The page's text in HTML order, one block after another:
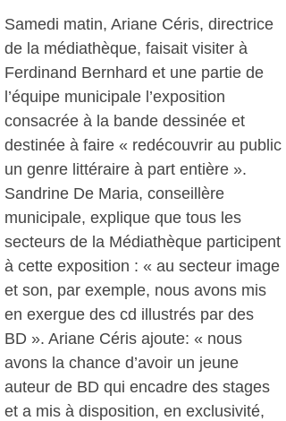
Samedi matin, Ariane Céris, directrice
de la médiathèque, faisait visiter à
Ferdinand Bernhard et une partie de
l’équipe municipale l’exposition
consacrée à la bande dessinée et
destinée à faire « redécouvrir au public
un genre littéraire à part entière ».
Sandrine De Maria, conseillère
municipale, explique que tous les
secteurs de la Médiathèque participent
à cette exposition : « au secteur image
et son, par exemple, nous avons mis
en exergue des cd illustrés par des
BD ». Ariane Céris ajoute: « nous
avons la chance d’avoir un jeune
auteur de BD qui encadre des stages
et a mis à disposition, en exclusivité,